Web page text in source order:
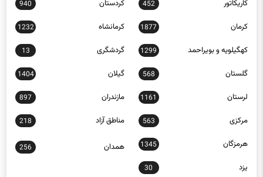
کرمان 1877 کرمانشاه 1232
کهگیلویه و بویراحمد 1299 گردشگری 13
گلستان 568 گیلان 1404
لرستان 1161 مازندران 897
مرکزی 563 مناطق آزاد 218
هرمزگان 1345
256
یزد 30